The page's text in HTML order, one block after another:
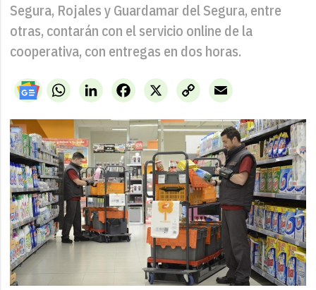
Segura, Rojales y Guardamar del Segura, entre
otras, contarán con el servicio online de la
cooperativa, con entregas en dos horas.
WhatsAppLinkedIn X
Facebook
Copy
Link
Email